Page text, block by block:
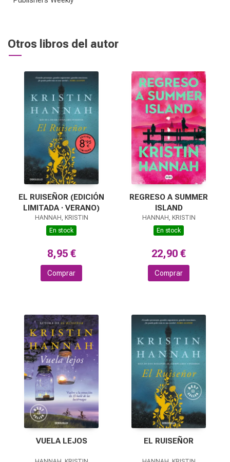
Otros libros del autor
EL RUISEÑOR (EDICIÓN
LIMITADA · VERANO)
HANNAH, KRISTIN
En stock
8,95 €
Comprar
REGRESO A SUMMER
ISLAND
HANNAH, KRISTIN
En stock
22,90 €
Comprar
VUELA LEJOS EL RUISEÑOR